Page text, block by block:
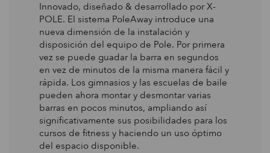
Innovado, diseñado & desarrollado por X-
POLE. El sistema PoleAway introduce una
nueva dimensión de la instalación y
disposición del equipo de Pole. Por primera
vez se puede guadar la barra en segundos
en vez de minutos de la misma manera fácil y
rápida. Los gimnasios y las escuelas de baile
pueden ahora montar y desmontar varias
barras en pocos minutos, ampliando así
significativamente sus posibilidades para los
cursos de fitness y haciendo un uso óptimo
del espacio disponible.